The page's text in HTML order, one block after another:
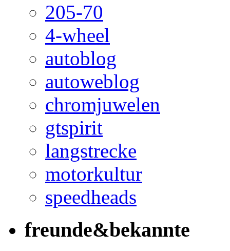
205-70
4-wheel
autoblog
autoweblog
chromjuwelen
gtspirit
langstrecke
motorkultur
speedheads
freunde&bekannte